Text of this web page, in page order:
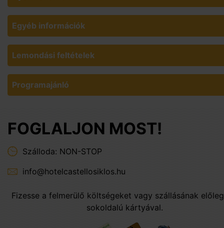
Egyéb információk
Lemondási feltételek
Programajánló
FOGLALJON MOST!
Szálloda: NON-STOP
info@hotelcastellosiklos.hu
Fizesse a felmerülő költségeket vagy szállásának
sokoldalú kártyával.